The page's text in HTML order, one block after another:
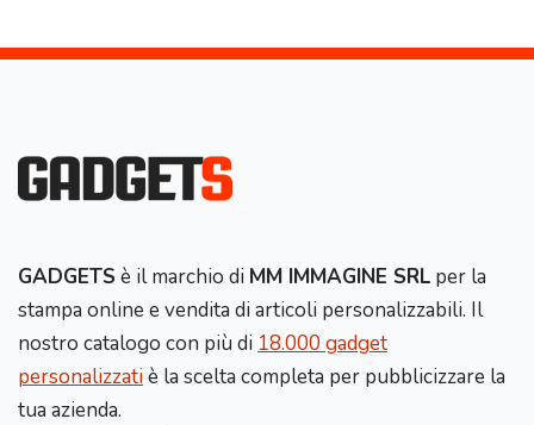
GADGETS è il marchio di MM IMMAGINE SRL per la
stampa online e vendita di articoli personalizzabili. Il
nostro catalogo con più di 18.000 gadget
personalizzatiè la scelta completa per pubblicizzare la
tua azienda.